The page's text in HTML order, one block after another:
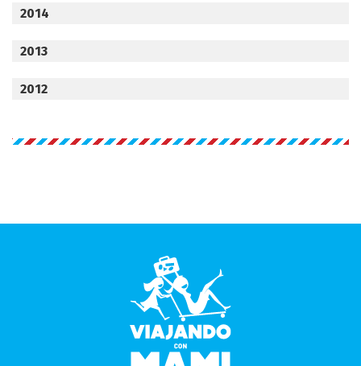
2014
2013
2012